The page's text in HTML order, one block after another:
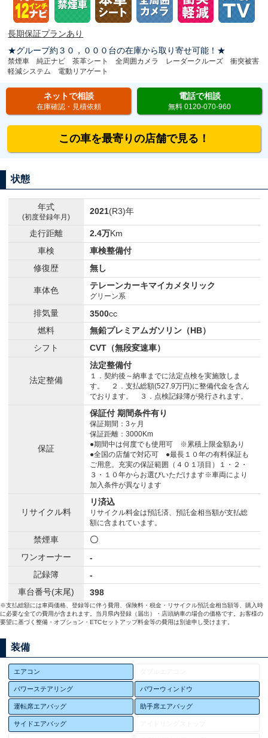
長期保証プランあり
★グループ約３０，０００台の在庫から取り寄せ可能！★
禁煙車 純正ナビ 茶革シート 全周囲カメラ レーダークルーズ 衝突被害
軽減システム 電動リアゲート
ネットで相談
在庫確認・見積依頼
電話で相談
無料 0120-070-960
この車を最寄りの店舗で見る！
状態
年式
(初度登録年月)
2021(R3)年
走行距離 2.4万Km
車検
車検整備付
修復歴
無し
車体色 テレーンカーキマイカメタリック
グリーン系
排気量 3500cc
燃料
無鉛プレミアムガソリン（HB）
シフト
CVT（無段変速車）
法定整備
法定整備付
１．契約後～納車までに法定点検を実施致しま
す。 ２．支払総額(527.9万円)に整備代金を含ん
でおります。 ３．点検記録簿が発行されます。
保証
保証付 期間条件有り
保証期間：3ヶ月
保証距離：3000Km
●期間中は何度でも使用可 ※累積上限金額あり
●全国の店舗で対応可 ●最長１０年の有料保証も
ご用意。充実の保証範囲（４０１項目）１・２・
３・１０年からお選びいただけます※車両により
加入条件が異なります
リサイクル料
リ済込
リサイクル料金は預託済、預託金相当額が支払総
額に含まれています。
禁煙車
〇
ワンオーナー
-
記録簿
-
車台番号(末尾)
398
※支払総額には車両価格、登録等に伴う費用、保険料・税金・リサイクル預託金相当額等、購入時
に必要な全ての費用が含まれます。当月県内登録（届出）・店頭納車の場合の価格です。お客様の
要望に基づく整備・オプション・ETCセットアップ料金等の費用は別途申し受けます。
装備
エアコン
パワーステアリング パワーウィンドウ
運転席エアバッグ 助手席エアバッグ
サイドエアバッグ